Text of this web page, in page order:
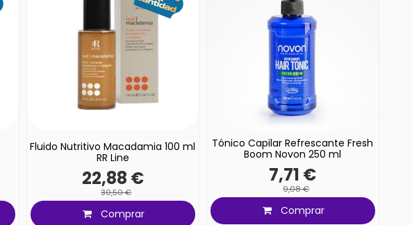
Fluido Nutritivo Macadamia 100 ml
RR Line
22,88 €
30,50 €
Comprar
Tónico Capilar Refrescante Fresh
Boom Novon 250 ml
7,71 €
9,08 €
Comprar